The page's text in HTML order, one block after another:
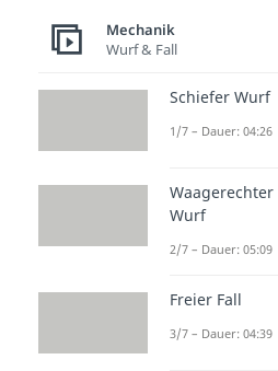
Physik
eine Fläche
dafür oft die
ist gleich
Daher kannst
den Druck p
Kraft F
Mechanik
Wurf & Fall
Schiefer Wurf
1/7 – Dauer: 04:26
Waagerechter
Wurf
2/7 – Dauer: 05:09
Freier Fall
3/7 – Dauer: 04:39